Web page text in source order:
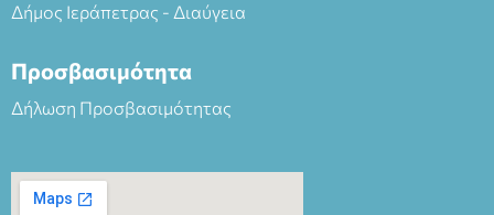
Δήμος Ιεράπετρας - Διαύγεια
Προσβασιμότητα
Δήλωση Προσβασιμότητας